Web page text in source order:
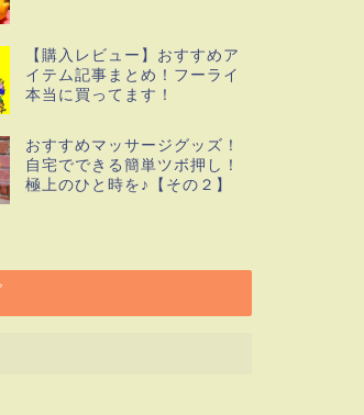
【購入レビュー】おすすめア
イテム記事まとめ！フーライ
本当に買ってます！
おすすめマッサージグッズ！
自宅でできる簡単ツボ押し！
極上のひと時を♪【その２】